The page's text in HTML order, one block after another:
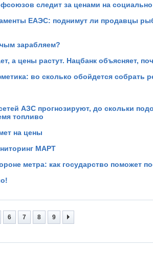
следит за ценами на
ЕАЭС: поднимут ли продавцы
зарабляем?
а цены растут. Нацбанк объясняет,
во сколько обойдется собрать
АЗС прогнозируют, до скольки
топливо
на цены
МАРТ
метра: как государство поможет
6 7 8 9